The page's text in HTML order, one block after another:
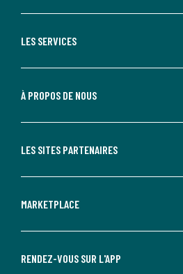
LES SERVICES
À PROPOS DE NOUS
LES SITES PARTENAIRES
MARKETPLACE
RENDEZ-VOUS SUR L'APP